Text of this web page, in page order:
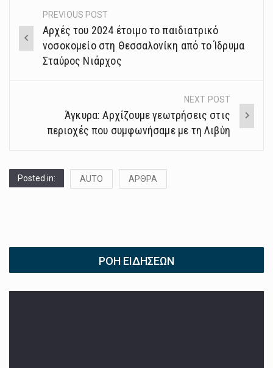
Post
navigation
PREVIOUS POST
Αρχές του 2024 έτοιμο το παιδιατρικό
νοσοκομείο στη Θεσσαλονίκη από το Ίδρυμα
Σταύρος Νιάρχος
NEXT POST
Άγκυρα: Αρχίζουμε γεωτρήσεις στις
περιοχές που συμφωνήσαμε με τη Λιβύη
Posted in: AUTO ΑΡΘΡΑ
ΡΟΉ ΕΙΔΉΣΕΩΝ